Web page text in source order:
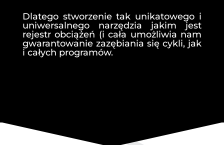
Dlatego stworzenie tak unikatowego i
uniwersalnego narzędzia jakim jest
rejestr obciążeń (i cała umożliwia nam
gwarantowanie zazębiania się cykli, jak
i całych programów.